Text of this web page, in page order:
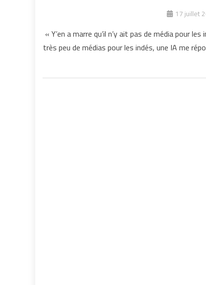
17 juillet
« Y’en a marre qu’il n’y ait pas de média pour
très peu de médias pour les indés, une IA me